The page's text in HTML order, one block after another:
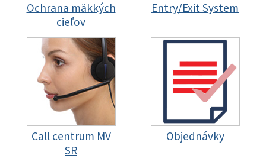
Ochrana mäkkých
cieľov
Entry/Exit System
Call centrum MV
SR
Objednávky